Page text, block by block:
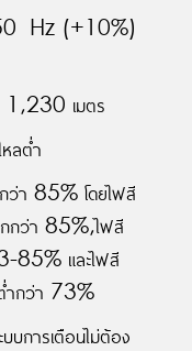
50 Hz (+10%)
ล 1,230 เมตร
ลต่ำ
า 85% โดยไฟสี
กกว่า 85%,ไฟสี
85% และไฟสี
ต่ำกว่า 73%
การเตือนไม่ต้อง